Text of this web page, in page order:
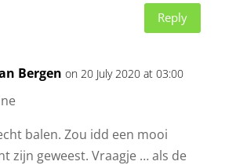
Reply
Bergen on 20 July 2020 at 03:00
balen. Zou idd een mooi
zijn geweest. Vraagje … als de